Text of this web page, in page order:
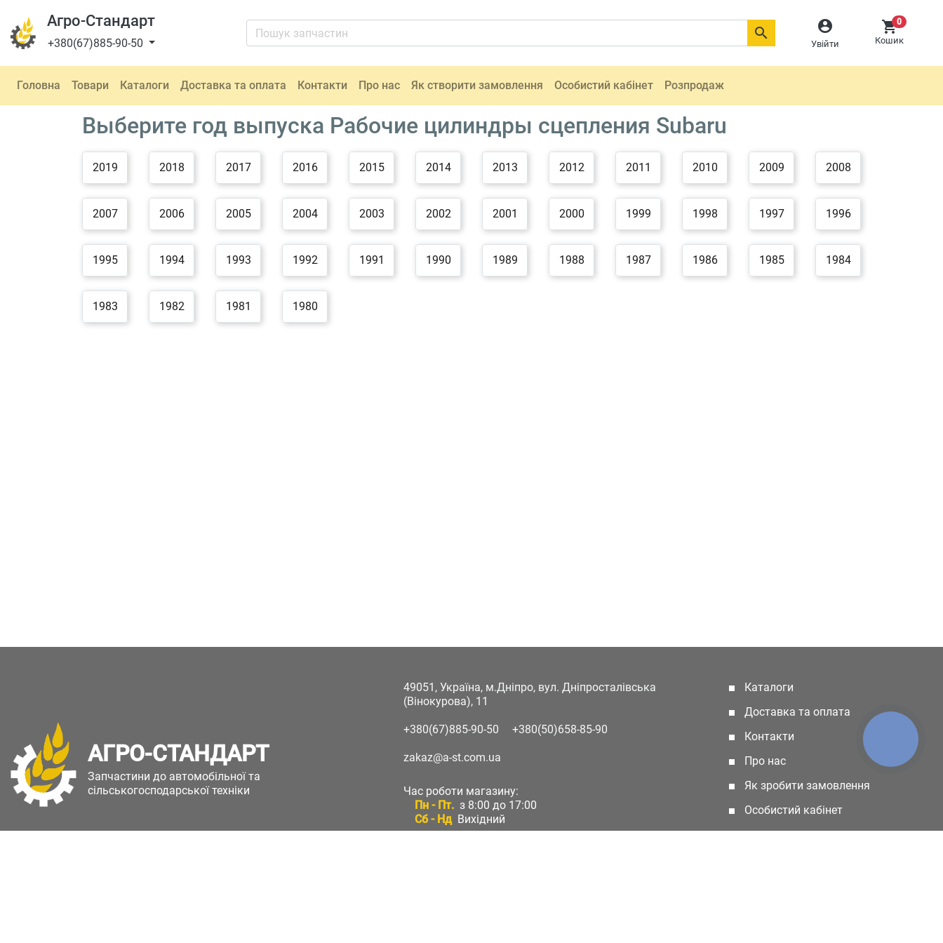
Агро-Стандарт
+380(67)885-90-50

Увійти
0
Кошик

Головна Товари Каталоги Доставка та оплата Контакти Про нас Як створити замовлення Особистий кабінет Розпродаж
Выберите год выпуска Рабочие цилиндры сцепления Subaru
2019 2018 2017 2016 2015 2014 2013 2012 2011 2010 2009 2008
2007 2006 2005 2004 2003 2002 2001 2000 1999 1998 1997 1996
1995 1994 1993 1992 1991 1990 1989 1988 1987 1986 1985 1984
1983 1982 1981 1980
АГРО-СТАНДАРТ
Запчастини до автомобільної та
сільськогосподарської техніки
49051, Україна, м.Дніпро, вул. Дніпросталівська
(Вінокурова), 11
+380(67)885-90-50 +380(50)658-85-90
zakaz@a-st.com.ua
Час роботи магазину:
Пн - Пт. з 8:00 до 17:00
Сб - Нд Вихідний
Каталоги
Доставка та оплата
Контакти
Про нас
Як зробити замовлення
Особистий кабінет